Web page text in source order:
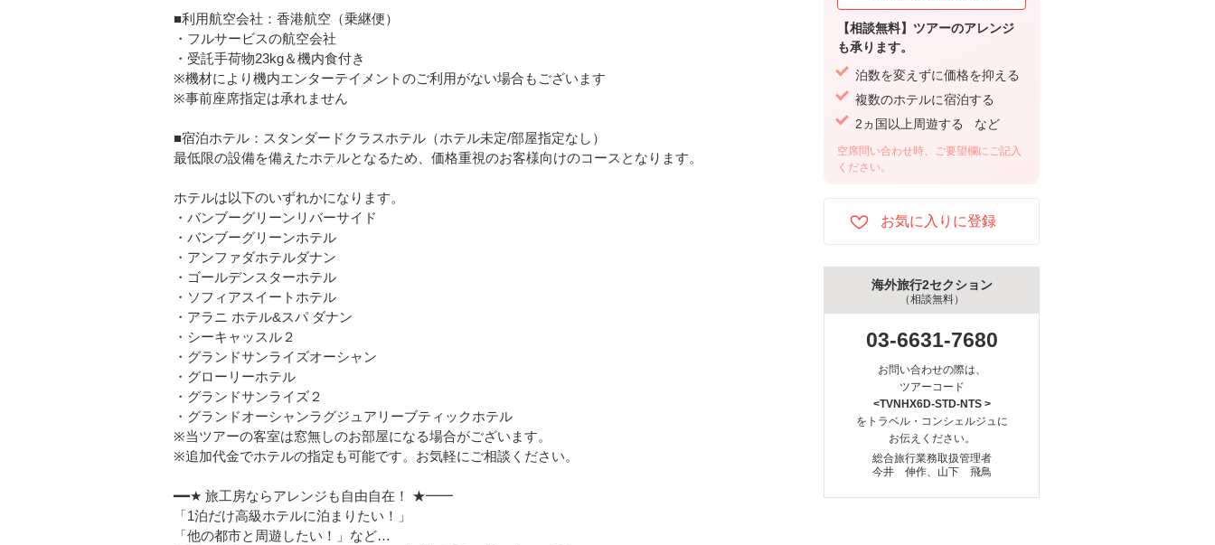
■利用航空会社：香港航空（乗継便）
・フルサービスの航空会社
・受託手荷物23kg＆機内食付き
※機材により機内エンターテイメントのご利用がない場合もございます
※事前座席指定は承れません
■宿泊ホテル：スタンダードクラスホテル（ホテル未定/部屋指定なし）
最低限の設備を備えたホテルとなるため、価格重視のお客様向けのコースとなります。
ホテルは以下のいずれかになります。
・バンブーグリーンリバーサイド
・バンブーグリーンホテル
・アンファダホテルダナン
・ゴールデンスターホテル
・ソフィアスイートホテル
・アラニ ホテル&スパ ダナン
・シーキャッスル２
・グランドサンライズオーシャン
・グローリーホテル
・グランドサンライズ２
・グランドオーシャンラグジュアリーブティックホテル
※当ツアーの客室は窓無しのお部屋になる場合がございます。
※追加代金でホテルの指定も可能です。お気軽にご相談ください。
━━★ 旅工房ならアレンジも自由自在！ ★━━
「1泊だけ高級ホテルに泊まりたい！」
「他の都市と周遊したい！」など…
【相談無料】ツアーのアレンジ
も承ります。
泊数を変えずに価格を抑える
複数のホテルに宿泊する
2ヵ国以上周遊する など
空席問い合わせ時、ご要望欄にご記入
ください。
海外旅行2セクション
（相談無料）
03-6631-7680
お問い合わせの際は、
ツアーコード
<TVNHX6D-STD-NTS >
をトラベル・コンシェルジュに
お伝えください。
総合旅行業務取扱管理者
今井 伸作、山下 飛鳥